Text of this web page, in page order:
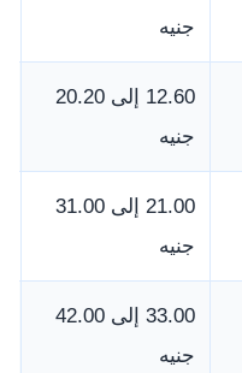
جنيه
12.60 إلى 20.20
جنيه
21.00 إلى 31.00
جنيه
33.00 إلى 42.00
جنيه